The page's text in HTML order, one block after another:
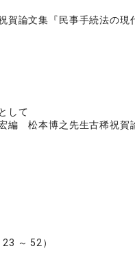
論文集『民事手続法の
して
編 松本博之先生古稀祝
～ 52）